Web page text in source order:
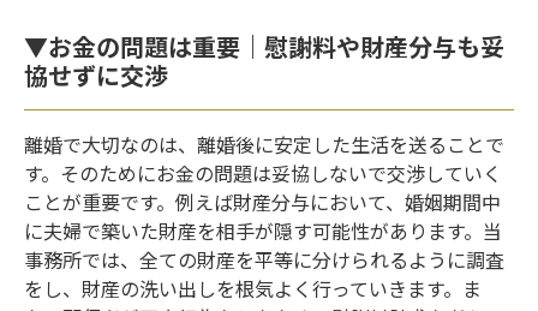
▼お金の問題は重要｜慰謝料や財産分与も妥
協せずに交渉
離婚で大切なのは、離婚後に安定した生活を送ることで
す。そのためにお金の問題は妥協しないで交渉していく
ことが重要です。例えば財産分与において、婚姻期間中
に夫婦で築いた財産を相手が隠す可能性があります。当
事務所では、全ての財産を平等に分けられるように調査
をし、財産の洗い出しを根気よく行っていきます。ま